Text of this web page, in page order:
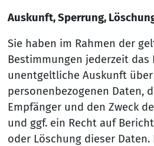
Auskunft, Sperrung,
Sie haben im Rahmen der
Bestimmungen jederzeit das
unentgeltliche Auskunft
personenbezogenen Daten,
Empfänger und den Zweck
und ggf. ein Recht auf
oder Löschung dieser Daten.